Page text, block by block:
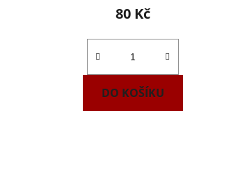
80 Kč
DO KOŠÍKU